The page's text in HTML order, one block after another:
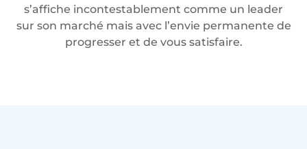
s’affiche incontestablement comme un leader
sur son marché mais avec l’envie permanente de
progresser et de vous satisfaire.